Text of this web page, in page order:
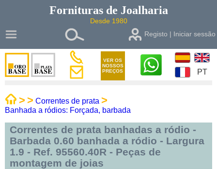
Fornituras de Joalharia
Desde 1980
Registo | Iniciar sessão
VER OS
NOSSOS
PREÇOS
PT
> > Correntes de prata >
Banhada a ródios: Forçada, barbada
Correntes de prata banhadas a ródio -
Barbada 0.60 banhada a ródio - Largura
1.9 - Ref. 95560.40R - Peças de
montagem de joias